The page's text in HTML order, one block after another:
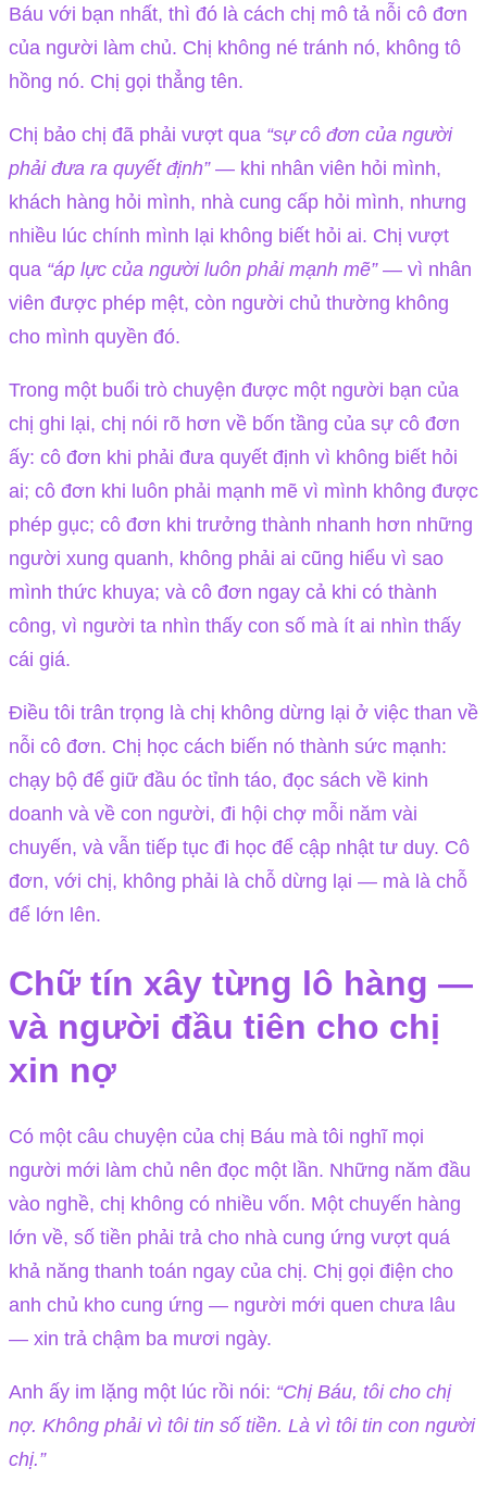
Báu với bạn nhất, thì đó là cách chị mô tả nỗi cô đơn
của người làm chủ. Chị không né tránh nó, không tô
hồng nó. Chị gọi thẳng tên.
Chị bảo chị đã phải vượt qua “sự cô đơn của người
phải đưa ra quyết định”— khi nhân viên hỏi mình,
khách hàng hỏi mình, nhà cung cấp hỏi mình, nhưng
nhiều lúc chính mình lại không biết hỏi ai. Chị vượt
qua “áp lực của người luôn phải mạnh mẽ”— vì nhân
viên được phép mệt, còn người chủ thường không
cho mình quyền đó.
Trong một buổi trò chuyện được một người bạn của
chị ghi lại, chị nói rõ hơn về bốn tầng của sự cô đơn
ấy: cô đơn khi phải đưa quyết định vì không biết hỏi
ai; cô đơn khi luôn phải mạnh mẽ vì mình không được
phép gục; cô đơn khi trưởng thành nhanh hơn những
người xung quanh, không phải ai cũng hiểu vì sao
mình thức khuya; và cô đơn ngay cả khi có thành
công, vì người ta nhìn thấy con số mà ít ai nhìn thấy
cái giá.
Điều tôi trân trọng là chị không dừng lại ở việc than về
nỗi cô đơn. Chị học cách biến nó thành sức mạnh:
chạy bộ để giữ đầu óc tỉnh táo, đọc sách về kinh
doanh và về con người, đi hội chợ mỗi năm vài
chuyến, và vẫn tiếp tục đi học để cập nhật tư duy. Cô
đơn, với chị, không phải là chỗ dừng lại — mà là chỗ
để lớn lên.
Chữ tín xây từng lô hàng —
và người đầu tiên cho chị
xin nợ
Có một câu chuyện của chị Báu mà tôi nghĩ mọi
người mới làm chủ nên đọc một lần. Những năm đầu
vào nghề, chị không có nhiều vốn. Một chuyến hàng
lớn về, số tiền phải trả cho nhà cung ứng vượt quá
khả năng thanh toán ngay của chị. Chị gọi điện cho
anh chủ kho cung ứng — người mới quen chưa lâu
— xin trả chậm ba mươi ngày.
Anh ấy im lặng một lúc rồi nói: “Chị Báu, tôi cho chị
nợ. Không phải vì tôi tin số tiền. Là vì tôi tin con người
chị.”